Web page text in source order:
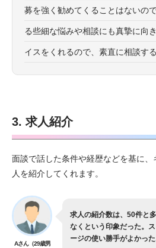
募を強く勧めてくることはないの
る些細な悩みや相談にも真摯に向
イスをくれるので、素直に相談す
3. 求人紹介
面談で話した条件や経歴などを基に
人を紹介してくれます。
Aさん（29歳男
求人の紹介数は、50件と
なくという印象だった。
ージの使い勝手がよかった